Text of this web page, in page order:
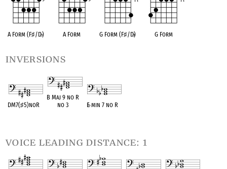
A Form (F♯/D♭) A Form G Form (F♯/D♭) G Form
inversions
DM7(♯5)noR
B Maj 9 no R
no 3
E♭min 7 no R
voice leading distance: 1